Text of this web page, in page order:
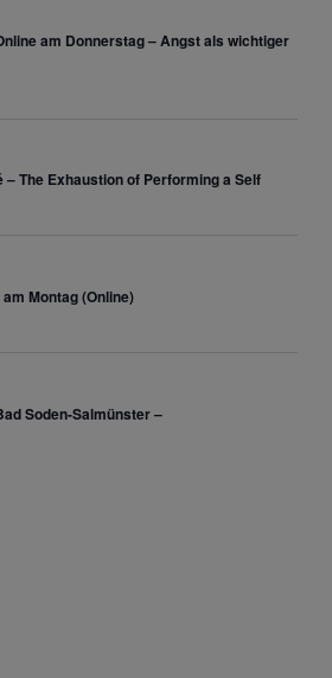
am Donnerstag – Angst als wichtiger
The Exhaustion of Performing a Self
Montag (Online)
Soden-Salmünster –